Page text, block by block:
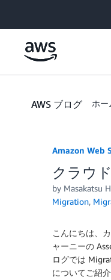
AWS ブログ ホー
Amazon Web
クラウ
by Masakatsu
Migration,
こんにちは、
ャーニーの
ログでは
についてご紹